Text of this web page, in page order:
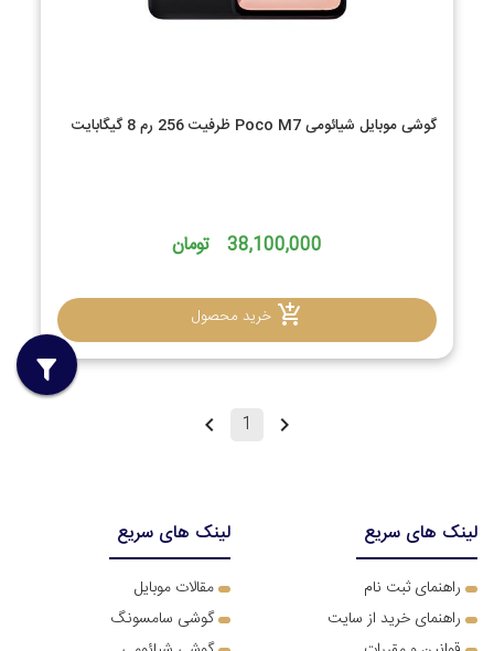
گوشی موبایل شیائومی Poco M7 ظرفیت 256 رم 8 گیگابایت
38,100,000 تومان
خرید محصول
1
لینک های سریع
راهنمای ثبت نام
راهنمای خرید از سایت
لینک های سریع
مقالات موبایل
گوشی سامسونگ